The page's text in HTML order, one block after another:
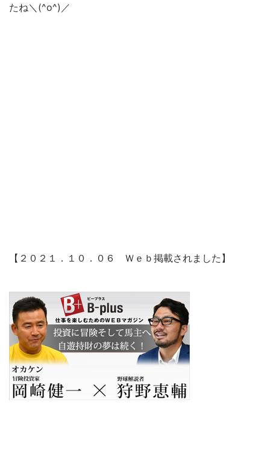
たね＼(^o^)／
【２０２１．１０．０６ Ｗｅｂ掲載されました】